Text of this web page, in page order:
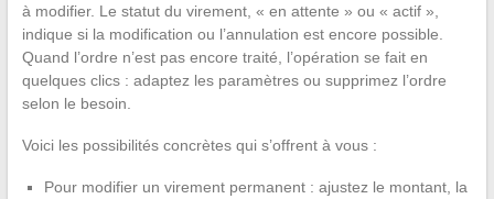
à modifier. Le statut du virement, « en attente » ou « actif »,
indique si la modification ou l’annulation est encore possible.
Quand l’ordre n’est pas encore traité, l’opération se fait en
quelques clics : adaptez les paramètres ou supprimez l’ordre
selon le besoin.
Voici les possibilités concrètes qui s’offrent à vous :
Pour modifier un virement permanent : ajustez le montant, la